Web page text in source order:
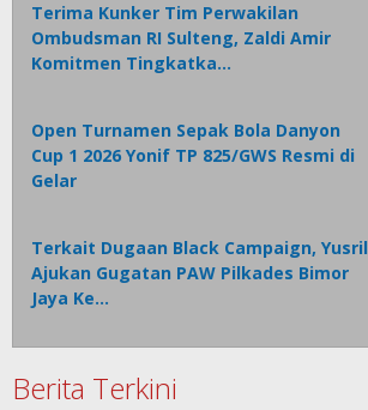
Terima Kunker Tim Perwakilan
Ombudsman RI Sulteng, Zaldi Amir
Komitmen Tingkatka…
Open Turnamen Sepak Bola Danyon
Cup 1 2026 Yonif TP 825/GWS Resmi di
Gelar
Terkait Dugaan Black Campaign, Yusril
Ajukan Gugatan PAW Pilkades Bimor
Jaya Ke…
Berita Terkini